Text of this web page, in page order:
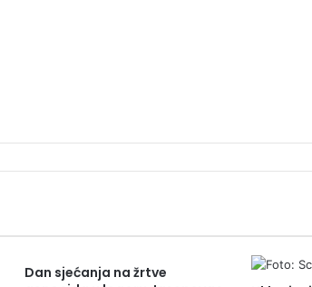
Dan sjećanja na žrtve